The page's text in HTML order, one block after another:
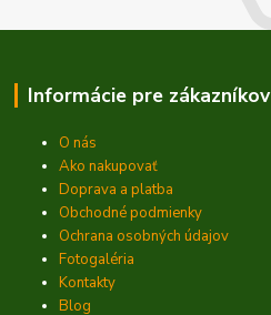
Informácie pre zákazníkov
O nás
Ako nakupovať
Doprava a platba
Obchodné podmienky
Ochrana osobných údajov
Fotogaléria
Kontakty
Blog